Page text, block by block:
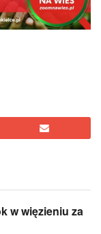
w więzieniu za